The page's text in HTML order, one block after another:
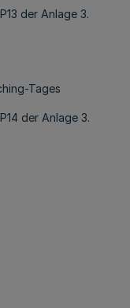
der Anlage 3.
Tages
der Anlage 3.